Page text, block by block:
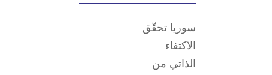
سوريا تحقّق
الاكتفاء
الذاتي من